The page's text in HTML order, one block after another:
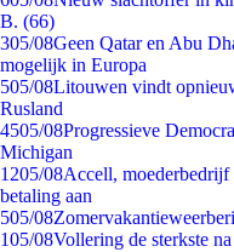
B. (66)
305/08Geen Qatar en Abu
mogelijk in Europa
505/08Litouwen vindt
Rusland
4505/08Progressieve
Michigan
1205/08Accell, moederbedrijf
betaling aan
505/08
105/08Vollering de sterkste